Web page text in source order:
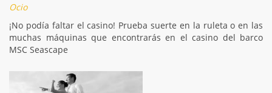
Ocio
¡No podía faltar el casino! Prueba suerte en la ruleta o en las
muchas máquinas que encontrarás en el casino del barco
MSC Seascape